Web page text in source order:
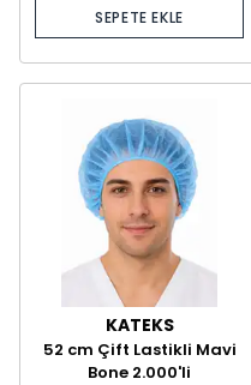
SEPETE EKLE
KATEKS
52 cm Çift Lastikli Mavi
Bone 2.000'li